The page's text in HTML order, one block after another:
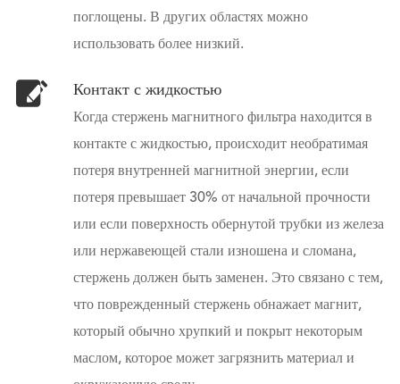
поглощены. В других областях можно
использовать более низкий.
Контакт с жидкостью
Когда стержень магнитного фильтра находится в
контакте с жидкостью, происходит необратимая
потеря внутренней магнитной энергии, если
потеря превышает 30% от начальной прочности
или если поверхность обернутой трубки из железа
или нержавеющей стали изношена и сломана,
стержень должен быть заменен. Это связано с тем,
что поврежденный стержень обнажает магнит,
который обычно хрупкий и покрыт некоторым
маслом, которое может загрязнить материал и